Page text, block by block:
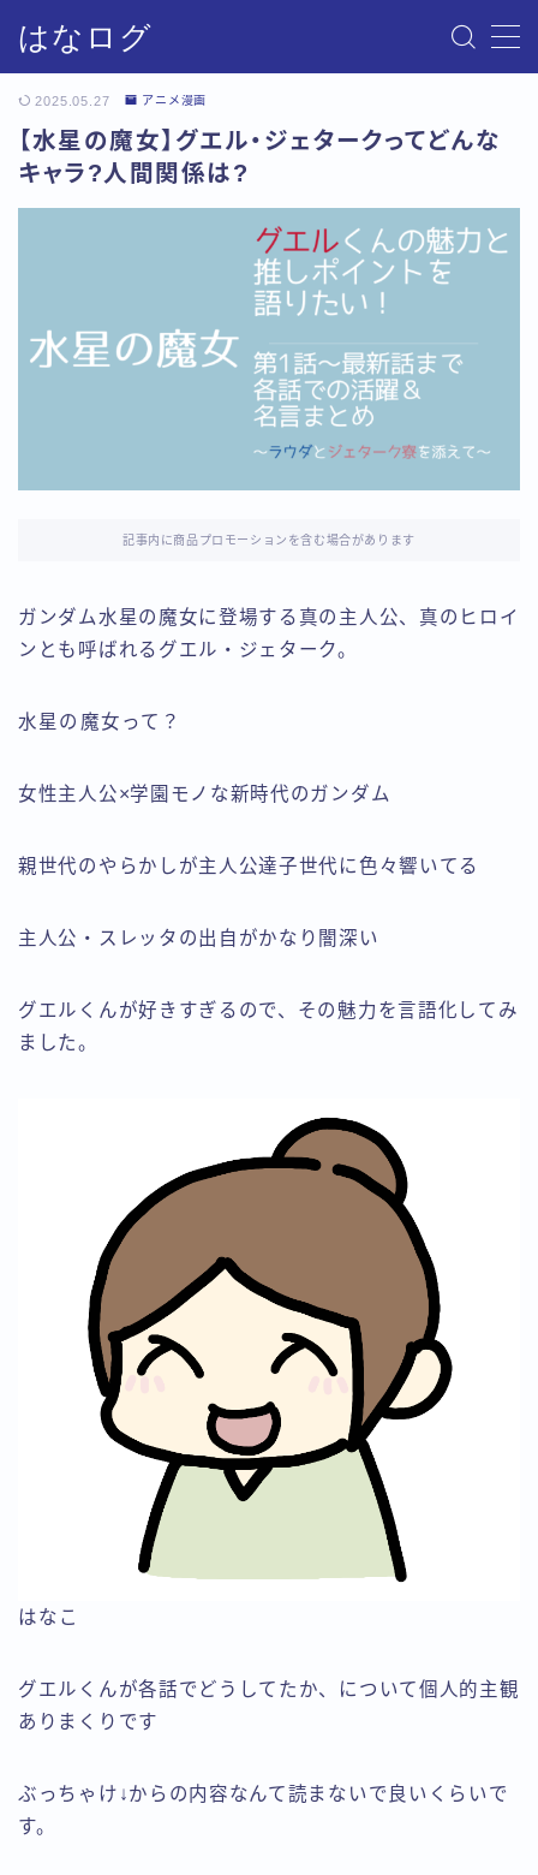
はなログ
サイトマップ
プライバシーポリシー・免責事項
2025.05.27 アニメ漫画
【水星の魔女】グエル・ジェタークってどんな
キャラ?人間関係は?
記事内に商品プロモーションを含む場合があります
ガンダム水星の魔女に登場する真の主人公、真のヒロイ
ンとも呼ばれるグエル・ジェターク。
水星の魔女って？
女性主人公×学園モノな新時代のガンダム
親世代のやらかしが主人公達子世代に色々響いてる
主人公・スレッタの出自がかなり闇深い
グエルくんが好きすぎるので、その魅力を言語化してみ
ました。
はなこ
グエルくんが各話でどうしてたか、について個人的主観
ありまくりです
ぶっちゃけ↓からの内容なんて読まないで良いくらいで
す。